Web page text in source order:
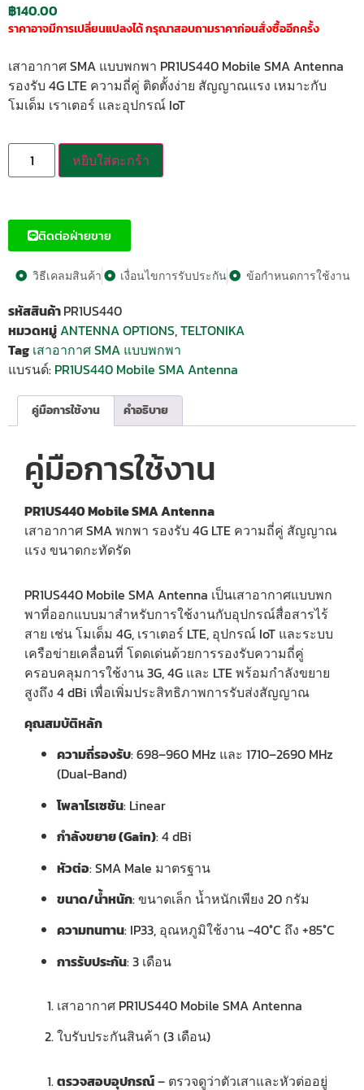
฿140.00
ราคาอาจมีการเปลี่ยนแปลงได้ กรุณาสอบถามราคาก่อนสั่งซื้ออีกครั้ง
เสาอากาศ SMA แบบพกพา PR1US440 Mobile SMA Antenna
รองรับ 4G LTE ความถี่คู่ ติดตั้งง่าย สัญญาณแรง เหมาะกับ
โมเด็ม เราเตอร์ และอุปกรณ์ IoT
หยิบใส่ตะกร้า
ติดต่อฝ่ายขาย
วิธีเคลมสินค้า เงื่อนไขการรับประกัน ข้อกำหนดการใช้งาน
รหัสสินค้าPR1US440
หมวดหมู่ANTENNA OPTIONS,TELTONIKA
Tag เสาอากาศ SMA แบบพกพา
แบรนด์: PR1US440 Mobile SMA Antenna
คู่มือการใช้งาน คำอธิบาย
คู่มือการใช้งาน
PR1US440 Mobile SMA Antenna
เสาอากาศ SMA พกพา รองรับ 4G LTE ความถี่คู่ สัญญาณ
แรง ขนาดกะทัดรัด
PR1US440 Mobile SMA Antenna เป็นเสาอากาศแบบพก
พาที่ออกแบบมาสำหรับการใช้งานกับอุปกรณ์สื่อสารไร้
สาย เช่น โมเด็ม 4G, เราเตอร์ LTE, อุปกรณ์ IoT และระบบ
เครือข่ายเคลื่อนที่ โดดเด่นด้วยการรองรับความถี่คู่
ครอบคลุมการใช้งาน 3G, 4G และ LTE พร้อมกำลังขยาย
สูงถึง 4 dBi เพื่อเพิ่มประสิทธิภาพการรับส่งสัญญาณ
คุณสมบัติหลัก
ความถี่รองรับ: 698–960 MHz และ 1710–2690 MHz
(Dual-Band)
โพลาไรเซชัน: Linear
กำลังขยาย (Gain): 4 dBi
หัวต่อ: SMA Male มาตรฐาน
ขนาด/น้ำหนัก: ขนาดเล็ก น้ำหนักเพียง 20 กรัม
ความทนทาน: IP33, อุณหภูมิใช้งาน -40°C ถึง +85°C
การรับประกัน: 3 เดือน
เสาอากาศ PR1US440 Mobile SMA Antenna
ใบรับประกันสินค้า (3 เดือน)
ตรวจสอบอุปกรณ์– ตรวจดูว่าตัวเสาและหัวต่ออยู่